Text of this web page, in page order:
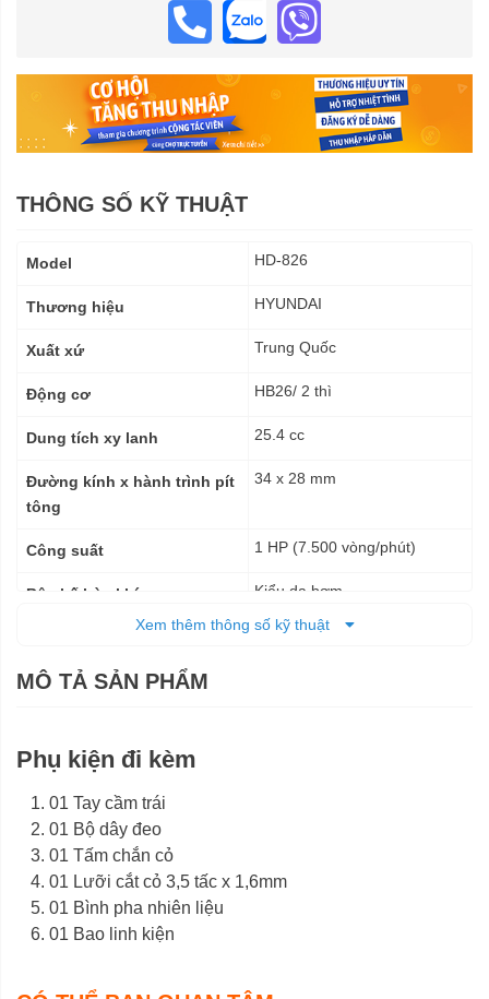
THÔNG SỐ KỸ THUẬT
kỹ
Model HD-826
Thương hiệu HYUNDAI
Xuất xứ Trung Quốc
Động cơ HB26/ 2 thì
Dung tích xy lanh 25.4 cc
Đường kính x hành trình pít
tông
34 x 28 mm
Công suất 1 HP (7.500 vòng/phút)
Bộ chế hòa khí Kiểu da bơm
Giật tay
Dung tích bình nhiên liệu
Kiểu liên kết truyền động
Cần truyền động
Nguồn cấp
Kích thước (DxRxC)
Trọng lượng tịnh
Trọng lượng cả bì
Xem thêm thông số kỹ thuật
MÔ TẢ SẢN PHẨM
Phụ kiện đi kèm
01 Tay cầm trái
01 Bộ dây đeo
01 Tấm chắn cỏ
01 Lưỡi cắt cỏ 3,5 tấc x 1,6mm
01 Bình pha nhiên liệu
01 Bao linh kiện